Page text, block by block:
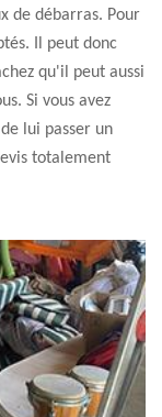
de débarras. Pour
Il peut donc
qu'il peut aussi
Si vous avez
lui passer un
totalement